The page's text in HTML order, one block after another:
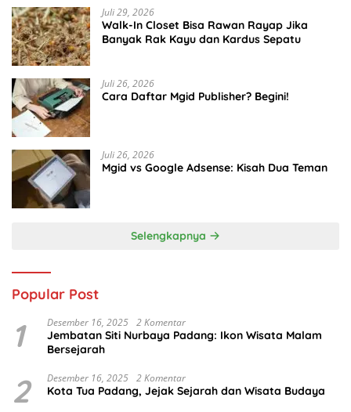
Juli 29, 2026
Walk-In Closet Bisa Rawan Rayap Jika
Banyak Rak Kayu dan Kardus Sepatu
Juli 26, 2026
Cara Daftar Mgid Publisher? Begini!
Juli 26, 2026
Mgid vs Google Adsense: Kisah Dua Teman
Selengkapnya
Popular Post
1 Desember 16, 2025 2 Komentar
Jembatan Siti Nurbaya Padang: Ikon Wisata Malam
Bersejarah
2 Desember 16, 2025 2 Komentar
Kota Tua Padang, Jejak Sejarah dan Wisata Budaya